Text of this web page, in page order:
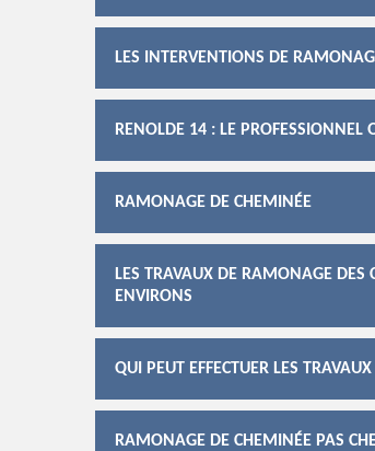
LES INTERVENTIONS DE
RENOLDE 14 : LE PROFESSIONNEL
RAMONAGE DE CHEMINÉE
LES TRAVAUX DE RAMONAGE
ENVIRONS
QUI PEUT EFFECTUER LES
RAMONAGE DE CHEMINÉE PAS